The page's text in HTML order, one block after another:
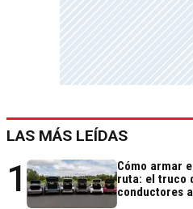
LAS MÁS LEÍDAS
1
Cómo armar
ruta: el truco
conductores